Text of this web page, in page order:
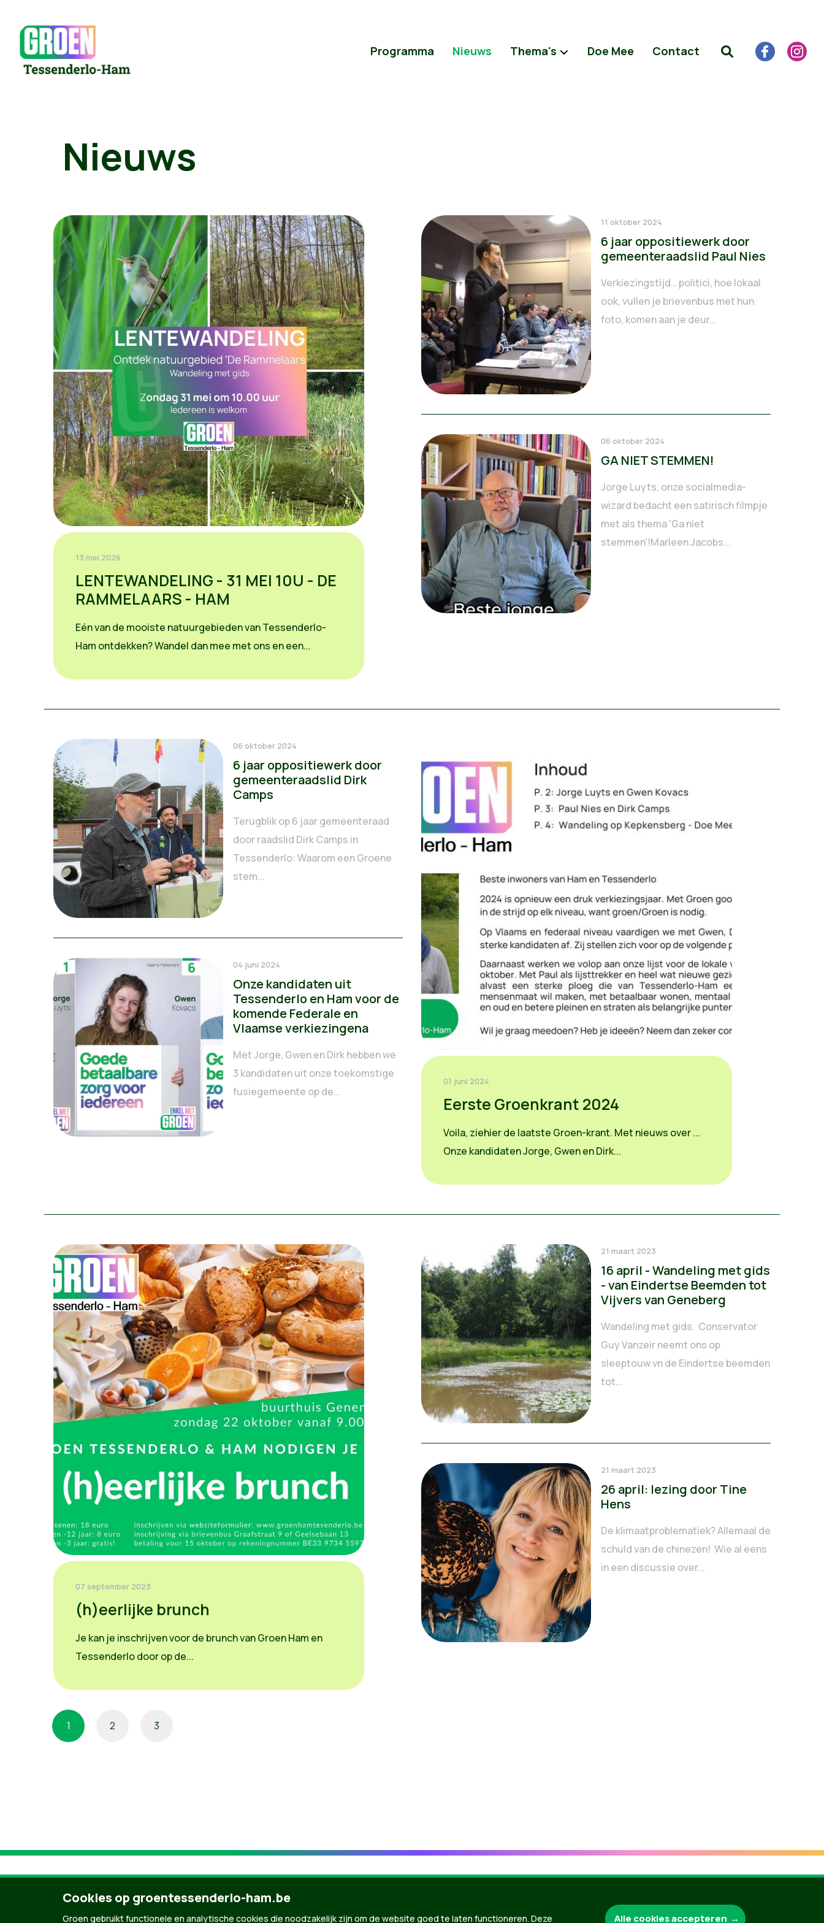
Programma Nieuws Thema's Doe Mee Contact
Nieuws
13 mei 2026
LENTEWANDELING - 31 MEI 10U - DE
RAMMELAARS - HAM
Eén van de mooiste natuurgebieden van Tessenderlo-
Ham ontdekken? Wandel dan mee met ons en een...
11 oktober 2024
6 jaar oppositiewerk door
gemeenteraadslid Paul Nies
Verkiezingstijd… politici, hoe lokaal
ook, vullen je brievenbus met hun
foto, komen aan je deur...
06 oktober 2024
GA NIET STEMMEN!
Jorge Luyts, onze socialmedia-
wizard bedacht een satirisch filmpje
met als thema 'Ga niet
stemmen'!Marleen Jacobs...
06 oktober 2024
6 jaar oppositiewerk door
gemeenteraadslid Dirk
Camps
Terugblik op 6 jaar gemeenteraad
door raadslid Dirk Camps in
Tessenderlo: Waarom een Groene
stem...
04 juni 2024
Onze kandidaten uit
Tessenderlo en Ham voor de
komende Federale en
Vlaamse verkiezingena
Met Jorge, Gwen en Dirk hebben we
3 kandidaten uit onze toekomstige
fusiegemeente op de...
01 juni 2024
Eerste Groenkrant 2024
Voila, ziehier de laatste Groen-krant. Met nieuws over ...
Onze kandidaten Jorge, Gwen en Dirk...
07 september 2023
(h)eerlijke brunch
Je kan je inschrijven voor de brunch van Groen Ham en
Tessenderlo door op de...
21 maart 2023
16 april - Wandeling met gids
- van Eindertse Beemden tot
Vijvers van Geneberg
Wandeling met gids. Conservator
Guy Vanzeir neemt ons op
sleeptouw vn de Eindertse beemden
tot...
21 maart 2023
26 april: lezing door Tine
Hens
De klimaatproblematiek? Allemaal de
schuld van de chinezen! Wie al eens
in een discussie over...
1 2 3
Groen.be
Cookies op groentessenderlo-ham.be
Groen gebruikt functionele en analytische cookies die noodzakelijk zijn om de website goed te laten functioneren. Deze Alle cookies accepteren